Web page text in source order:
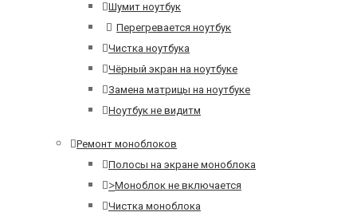
Шумит ноутбук
Перегревается ноутбук
Чистка ноутбука
Чёрный экран на ноутбуке
Замена матрицы на ноутбуке
Ноутбук не видитм
Ремонт моноблоков
Полосы на экране моноблока
>Моноблок не включается
Чистка моноблока